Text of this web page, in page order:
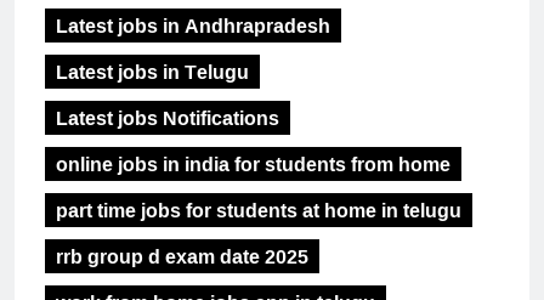
Latest jobs in Andhrapradesh
Latest jobs in Telugu
Latest jobs Notifications
online jobs in india for students from home
part time jobs for students at home in telugu
rrb group d exam date 2025